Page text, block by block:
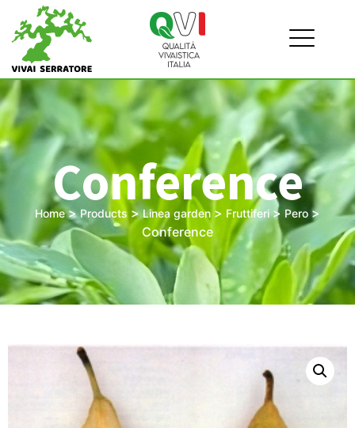
Conference
Home>Products >Linea garden > Fruttiferi>Pero>
Conference